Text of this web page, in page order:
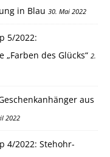
in Blau 30. Mai 2022
5/2022:
„Farben des Glücks“ 2.
aus
2022
4/2022: Stehohr-